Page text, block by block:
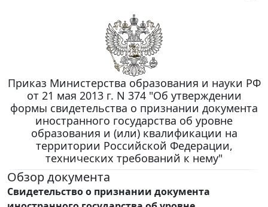
Приказ Министерства образования и науки РФ
от 21 мая 2013 г. N 374 "Об утверждении
формы свидетельства о признании документа
иностранного государства об уровне
образования и (или) квалификации на
территории Российской Федерации,
технических требований к нему"
Обзор документа
Свидетельство о признании документа